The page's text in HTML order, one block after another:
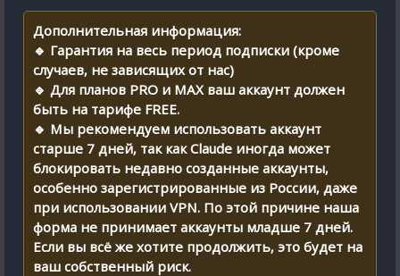
Дополнительная информация:
🔹 Гарантия на весь период подписки (кроме
случаев, не зависящих от нас)
🔹 Для планов PRO и MAX ваш аккаунт должен
быть на тарифе FREE.
🔹 Мы рекомендуем использовать аккаунт
старше 7 дней, так как Claude иногда может
блокировать недавно созданные аккаунты,
особенно зарегистрированные из России, даже
при использовании VPN. По этой причине наша
форма не принимает аккаунты младше 7 дней.
Если вы всё же хотите продолжить, это будет на
ваш собственный риск.